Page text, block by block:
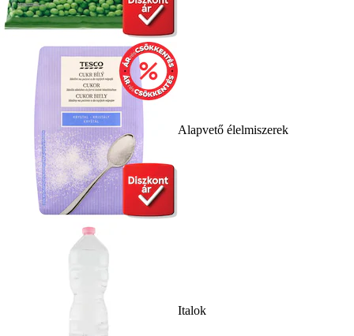
Alapvető élelmiszerek
Italok